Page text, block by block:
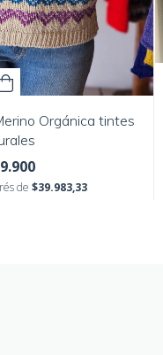
Orgánica tintes
de $39.983,33